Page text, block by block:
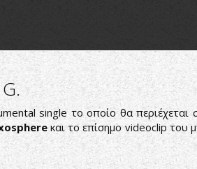
single το οποίο θα
και το επίσημο videoclip του